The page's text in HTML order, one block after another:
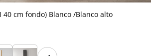
40 cm fondo) Blanco /Blanco alto